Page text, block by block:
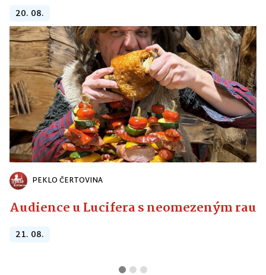
20. 08.
PEKLO ČERTOVINA
Audience u Lucifera s neomezeným
21. 08.